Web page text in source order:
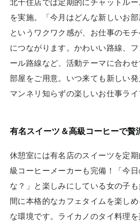
北千住店では定期的にチャットル
を実施。「今月はどんな新しいお部
というワクワク感が、お仕事のモ
につながります。かわいい路線、
ール路線など、活動テーマに合わ
部屋をご用意。いつ来ても新しい発
マンネリ知らずの楽しいお仕事ライ
有名スイーツ＆高級コーヒーで贅
休憩室には有名店のスイーツを定
級コーヒーメーカーも完備！「今
な？」と楽しみにしている女の子
間に本格的なカフェタイムを楽し
な環境です。ライカノのタイ料理